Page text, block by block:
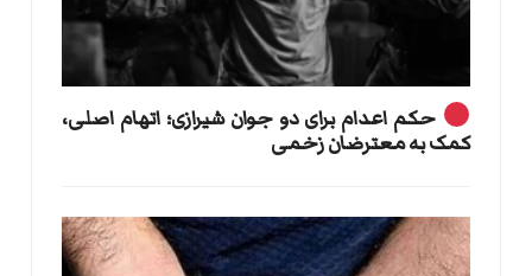
حکم اعدام برای دو جوان شیرازی؛ اتهام اصلی،
کمک به معترضان زخمی